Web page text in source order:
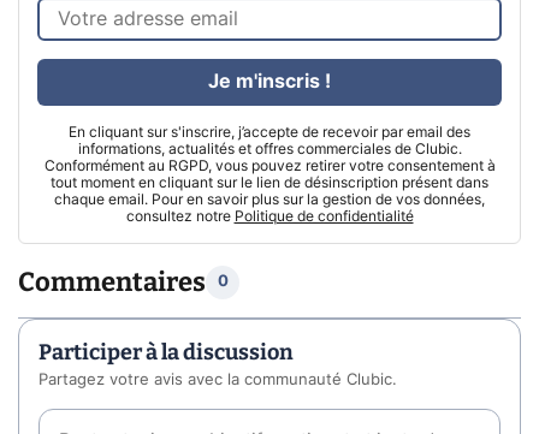
En cliquant sur s'inscrire, j’accepte de recevoir par email des
informations, actualités et offres commerciales de Clubic.
Conformément au RGPD, vous pouvez retirer votre consentement à
tout moment en cliquant sur le lien de désinscription présent dans
chaque email. Pour en savoir plus sur la gestion de vos données,
consultez notre Politique de confidentialité
Je m'inscris !
Commentaires 0
Participer à la discussion
Partagez votre avis avec la communauté Clubic.